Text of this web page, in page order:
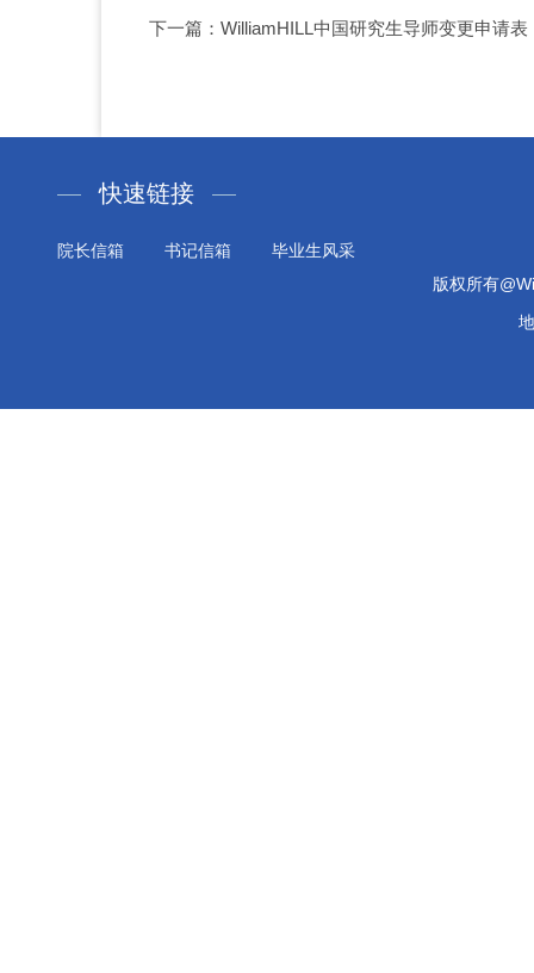
下一篇：WilliamHILL中国研究生导师变更申请表
快速链接
院长信箱 书记信箱
毕业生风采
版权所有